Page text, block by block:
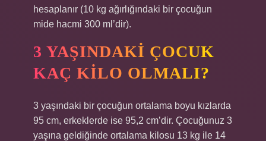
hesaplanır (10 kg ağırlığındaki bir çocuğun
mide hacmi 300 ml’dir).
3 YAŞINDAKI ÇOCUK
KAÇ KILO OLMALI?
3 yaşındaki bir çocuğun ortalama boyu kızlarda
95 cm, erkeklerde ise 95,2 cm’dir. Çocuğunuz 3
yaşına geldiğinde ortalama kilosu 13 kg ile 14